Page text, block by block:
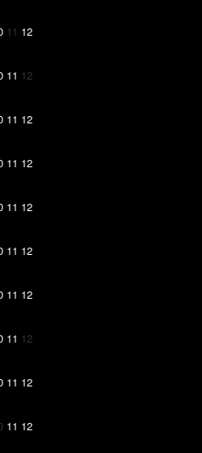
11 12
11 12
11 12
11 12
11 12
11 12
11 12
11 12
11 12
11 12